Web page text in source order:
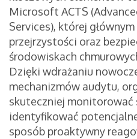
Microsoft ACTS
Services), której
przejrzystości oraz
środowiskach
Dzięki wdrażaniu
mechanizmów audytu,
skuteczniej monitorować
identyfikować
sposób proaktywny